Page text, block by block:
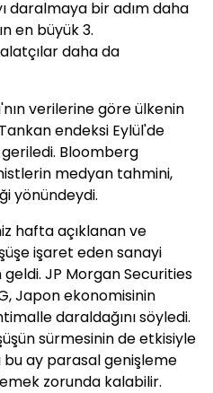
daralmaya bir adım daha
en büyük 3.
daha da
verilerine göre ülkenin
endeksi Eylül'de
Bloomberg
medyan tahmini,
yönündeydi.
hafta açıklanan ve
işaret eden sanayi
JP Morgan Securities
Japon ekonomisinin
daraldağını söyledi.
sürmesinin de etkisiyle
bu ay parasal genişleme
zorunda kalabilir.